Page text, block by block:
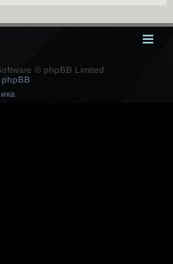
© phpBB Limited
phpBB